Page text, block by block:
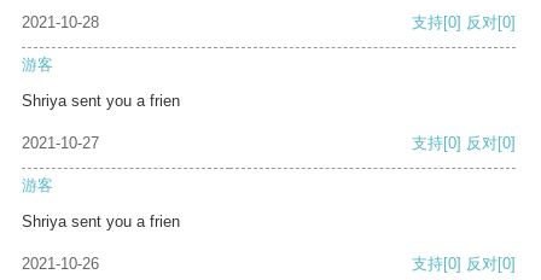
2021-10-28 支持[0] 反对[0]
游客
Shriya sent you a frien
2021-10-27 支持[0] 反对[0]
游客
Shriya sent you a frien
2021-10-26 支持[0] 反对[0]